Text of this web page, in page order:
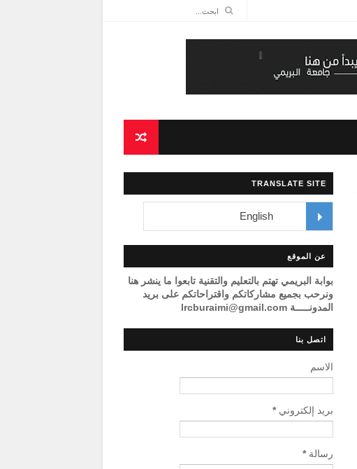
TRANSLATE SITE
عن الموقع
بوابة البريمي تهتم بالتعليم والتقنية تابعوا ما ينشر هنا
ونرحب بجميع مشاركاتكم واقتراحاتكم على بريد
المدونـــــة lrcburaimi@gmail.com
اتصل بنا
الاسم
بريد إلكتروني*
رسالة*